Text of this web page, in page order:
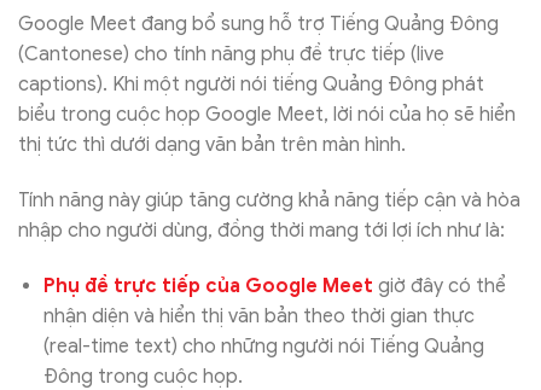
Google Meet đang bổ sung hỗ trợ Tiếng Quảng Đông
(Cantonese) cho tính năng phụ đề trực tiếp (live
captions). Khi một người nói tiếng Quảng Đông phát
biểu trong cuộc họp Google Meet, lời nói của họ sẽ hiển
thị tức thì dưới dạng văn bản trên màn hình.
Tính năng này giúp tăng cường khả năng tiếp cận và hòa
nhập cho người dùng, đồng thời mang tới lợi ích như là:
Phụ đề trực tiếp của Google Meet giờ đây có thể
nhận diện và hiển thị văn bản theo thời gian thực
(real-time text) cho những người nói Tiếng Quảng
Đông trong cuộc họp.